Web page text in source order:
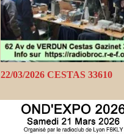
22/03/2026 CESTAS 33610